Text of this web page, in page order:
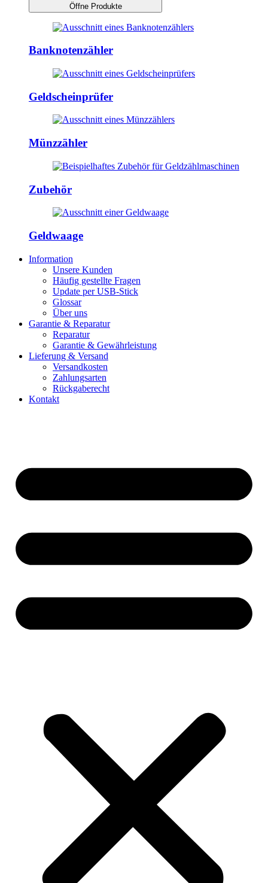
Öffne Produkte
Banknotenzähler
Geldscheinprüfer
Münzzähler
Zubehör
Geldwaage
Information
Unsere Kunden
Häufig gestellte Fragen
Update per USB-Stick
Glossar
Über uns
Garantie & Reparatur
Reparatur
Garantie & Gewährleistung
Lieferung & Versand
Versandkosten
Zahlungsarten
Rückgaberecht
Kontakt